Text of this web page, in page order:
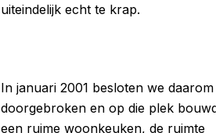
uiteindelijk echt te krap.
In januari 2001 besloten we
doorgebroken en op die plek
een ruime woonkeuken, de ruimte